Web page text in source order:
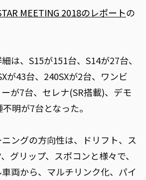
MEETING 2018のレポートの
は、S15が151台、S14が27台、
が43台、240SXが2台、ワンビ
が7台、セレナ(SR搭載)、デモ
明が7台となった。
ングの方向性は、ドリフト、ス
グリップ、スポコンと様々で、
両から、マルチリンク化、パイ